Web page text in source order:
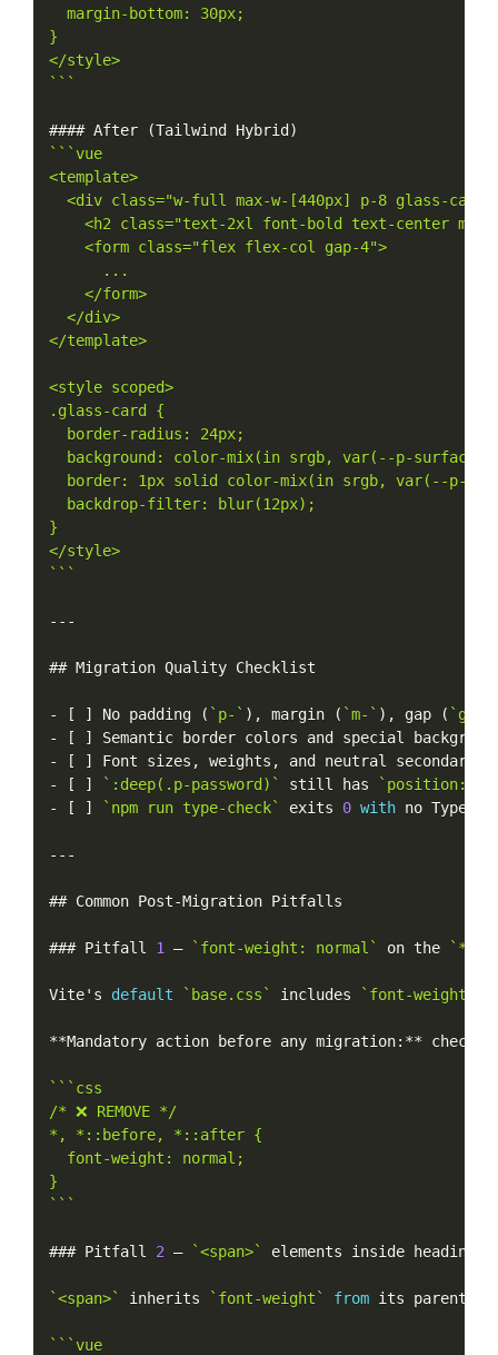
  margin-bottom: 30px;
}
</style>
` ``
#### After (Tailwind Hybrid )
`` `vue
<template>
<div class="w-full max-w-[440px] p-8 glass-
<h2 class="text-2xl font-bold text-center mb-
    <form class="flex flex-col gap-4">
      ...
    </form>
  </div>
</template>
<style scoped>
.glass-card {
  border-radius: 24px;
background: color-mix(in srgb, var(--p-surface-
border: 1px solid color-mix(in srgb, var(--p-
  backdrop-filter: blur(12px);
}
</style>
` ``
-- -
## Migration Quality Checklist
- [ ] No padding ( `p-` ) , margin ( `m-` ) , gap (
-
[ ]
Semantic border colors and special
-
[ ] Font sizes , weights ,
and neutral secondary
-
[ ] `:deep(.p-password)` still has
`position:
-
[ ] `npm run type-check` exits 0 with no
-- -
## Common Post-Migration Pitfalls
### Pitfall 1 — `font-weight: normal` on the `*`
Vite's default `base.css` includes `font-weight:
**Mandatory action before any migration: ** check
`` `css
/* ❌ REMOVE */
*, *::before, *::after {
  font-weight: normal;
}
` ``
### Pitfall 2 — `<span>` elements inside
`<span>` inherits `font-weight` from its parent
`` `vue